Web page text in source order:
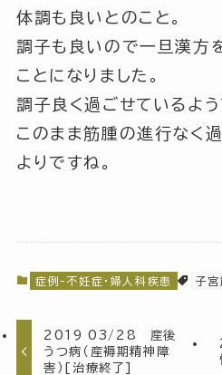
体調も良いとのこと。
調子も良いので一旦漢方
ことになりました。
調子良く過ごせているよう
このまま筋腫の進行なく
よりですね。
症例-不妊症・婦人科疾患 子宮
2019 03/28 産後
うつ病（産褥期精神障
害）[治療終了]